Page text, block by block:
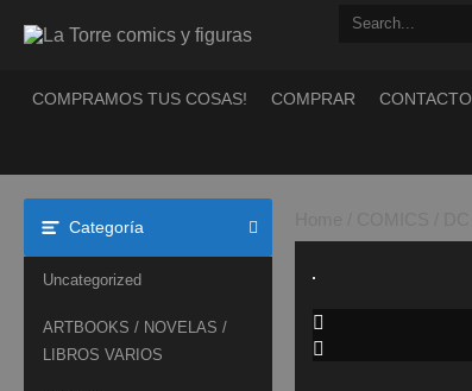
COMPRAMOS TUS COSAS! COMPRAR CONTACTO
Categoría
Uncategorized
ARTBOOKS / NOVELAS /
LIBROS VARIOS